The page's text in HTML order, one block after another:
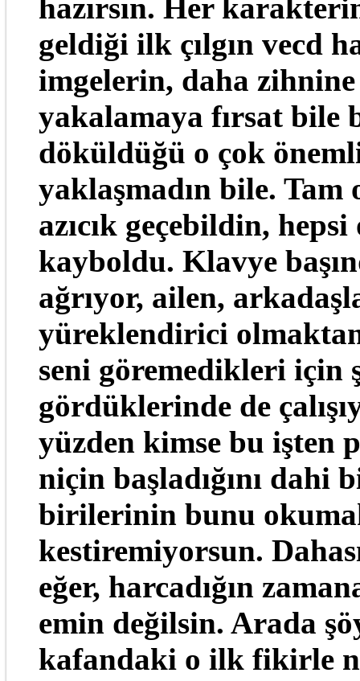
hazırsın. Her
geldiği ilk çılgın vecd
imgelerin, daha
yakalamaya fırsat bile
döküldüğü o çok
yaklaşmadın bile. Tam
azıcık geçebildin,
kayboldu. Klavye
ağrıyor, ailen,
yüreklendirici
seni göremedikleri
gördüklerinde de
yüzden kimse bu işten
niçin başladığını dahi
birilerinin bunu
kestiremiyorsun.
eğer, harcadığın
emin değilsin. Arada
kafandaki o ilk fikirle